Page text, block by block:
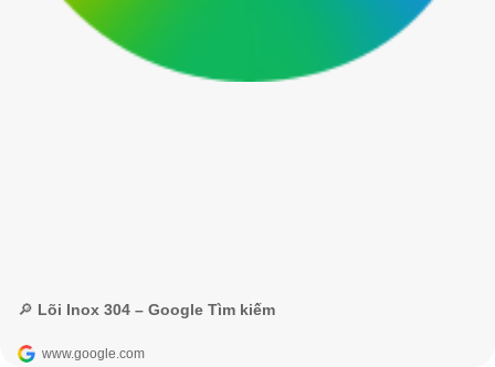
🔎 Lõi Inox 304 – Google Tìm kiếm
www.google.com